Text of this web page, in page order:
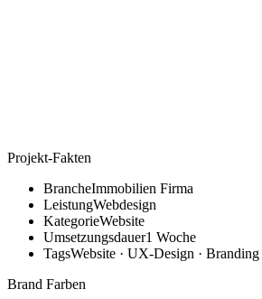
Projekt-Fakten
BrancheImmobilien Firma
LeistungWebdesign
KategorieWebsite
Umsetzungsdauer1 Woche
TagsWebsite · UX-Design · Branding
Brand Farben